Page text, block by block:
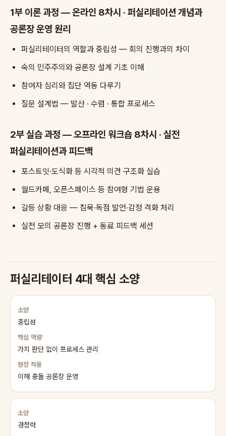
1부 이론 과정 — 온라인 8차시 · 퍼실리테이션 개념과
공론장 운영 원리
퍼실리테이터의 역할과 중립성 — 회의 진행과의 차이
숙의 민주주의와 공론장 설계 기초 이해
참여자 심리와 집단 역동 다루기
질문 설계법 — 발산 · 수렴 · 통합 프로세스
2부 실습 과정 — 오프라인 워크숍 8차시 · 실전
퍼실리테이션과 피드백
포스트잇·도식화 등 시각적 의견 구조화 실습
월드카페, 오픈스페이스 등 참여형 기법 운용
갈등 상황 대응 — 침묵·독점 발언·감정 격화 처리
실전 모의 공론장 진행 + 동료 피드백 세션
퍼실리테이터 4대 핵심 소양
중립성
가치 판단 없이 프로세스 관리
이해 충돌 공론장 운영
경청력